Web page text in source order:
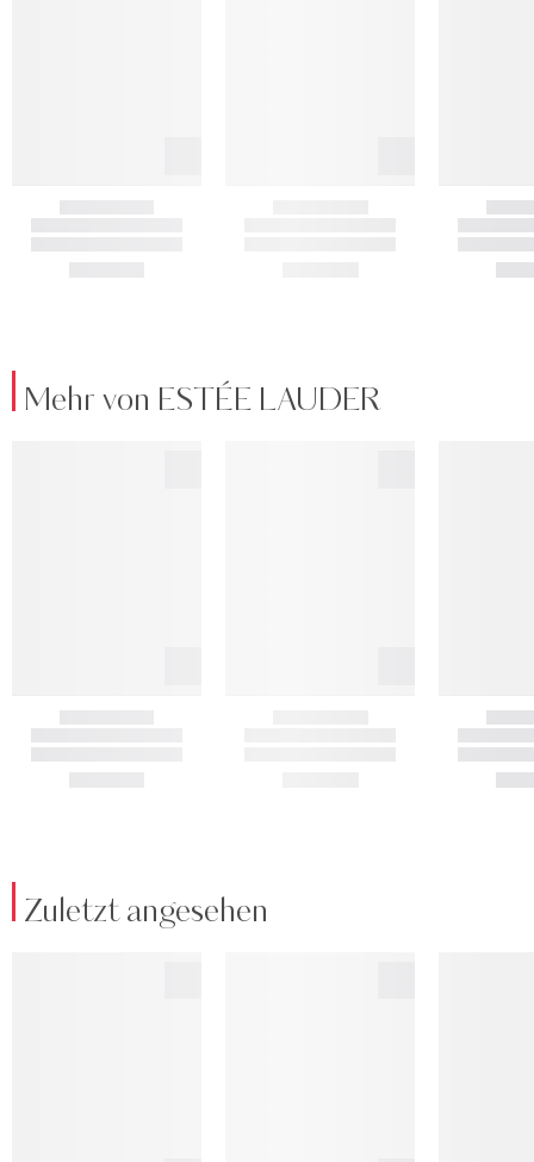
Mehr von ESTÉE LAUDER
Zuletzt angesehen